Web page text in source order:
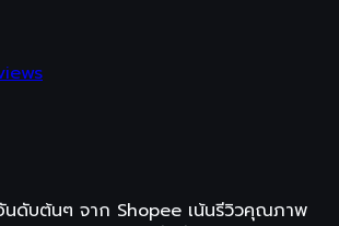
นดับต้นๆ จาก Shopee เน้นรีวิวคุณภาพ